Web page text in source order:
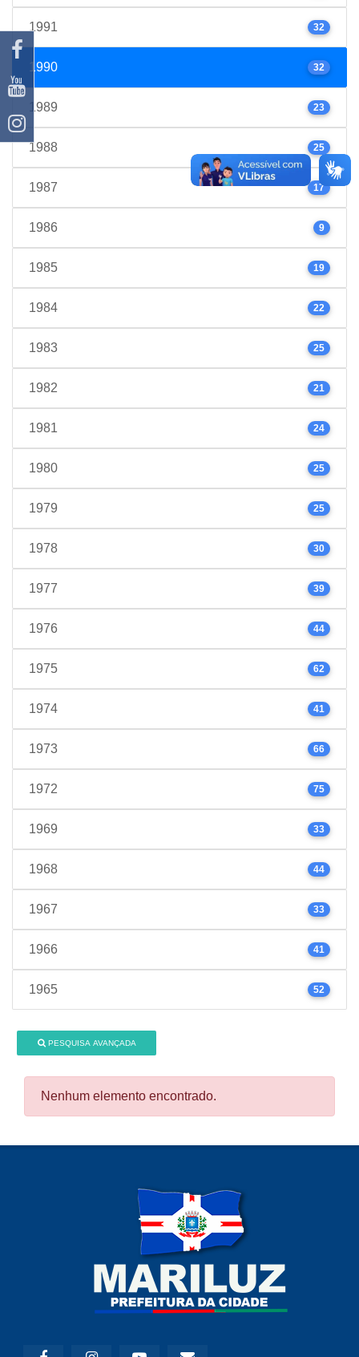
1991 32
1990 32
1989 23
1988 25
1987 17
1986 9
1985 19
1984 22
1983 25
1982 21
1981 24
1980 25
1979 25
1978 30
1977 39
1976 44
1975 62
1974 41
1973 66
1972 75
1969 33
1968 44
1967 33
1966 41
1965 52
PESQUISA AVANÇADA
Nenhum elemento encontrado.